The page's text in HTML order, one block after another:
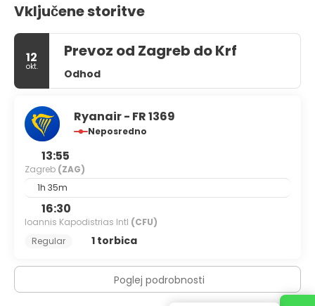
Vključene storitve
12
okt.
Prevoz od Zagreb do Krf
Odhod
Ryanair - FR 1369
Neposredno
13:55
Zagreb (ZAG)
1h 35m
16:30
Ioannis Kapodistrias Intl (CFU)
Regular
1 torbica
Poglej podrobnosti